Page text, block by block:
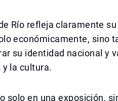
Río refleja claramente
económicamente, sino
su identidad nacional y
y la cultura.
solo en una exposición,